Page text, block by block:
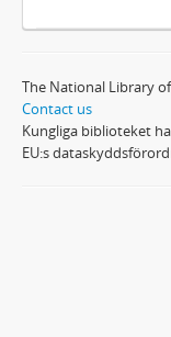
The National Library
Contact us
Kungliga biblioteket
EU:s